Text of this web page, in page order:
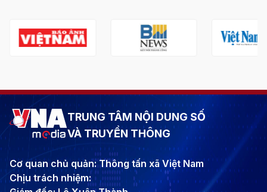
TRUNG TÂM NỘI DUNG SỐ
VÀ TRUYỀN THÔNG
Cơ quan chủ quản: Thông tấn xã Việt Nam
Chịu trách nhiệm: